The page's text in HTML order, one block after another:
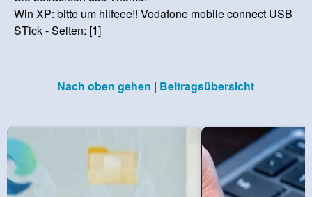
Win XP: bitte um hilfeee!! Vodafone mobile connect USB
STick - Seiten: [1]
Nach oben gehen | Beitragsübersicht